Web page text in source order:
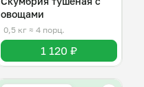
овощами
0,5 кг ≈ 4 порц.
1 120 ₽